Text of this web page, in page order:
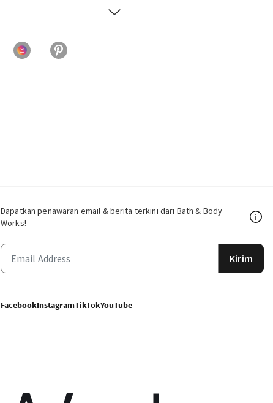
Dapatkan penawaran email & berita terkini dari Bath & Body
Works!
Kirim
FacebookInstagramTikTokYouTube